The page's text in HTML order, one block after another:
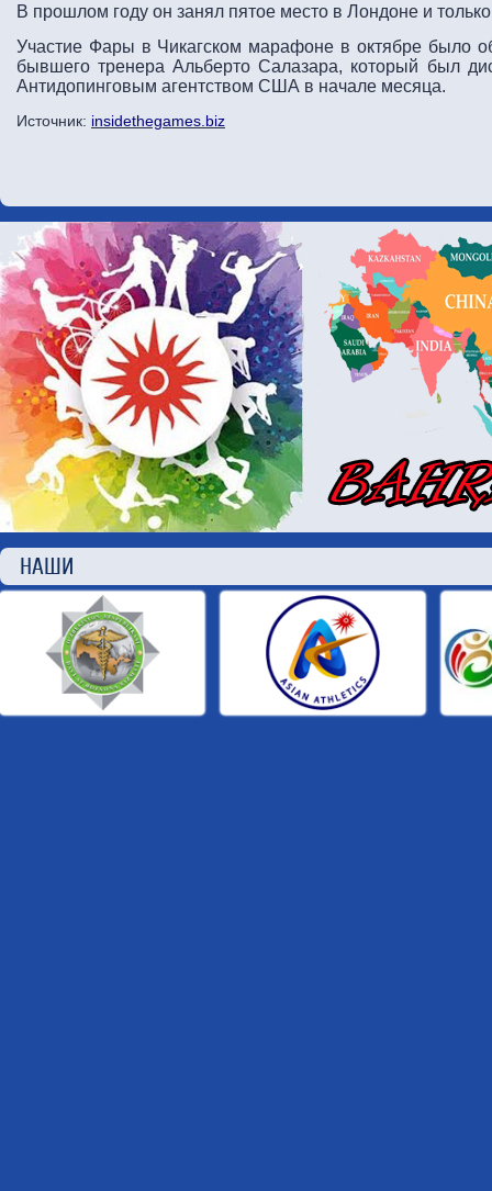
В прошлом году он занял пятое место в Лондоне и
Участие Фары в Чикагском марафоне в октябре было
бывшего тренера Альберто Салазара, который был
Антидопинговым агентством США в начале месяца.
Источник: insidethegames.biz
НАШИ